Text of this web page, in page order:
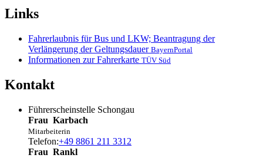
Links
Fahrerlaubnis für Bus und LKW; Beantragung der
Verlängerung der Geltungsdauer BayernPortal
Informationen zur Fahrerkarte TÜV Süd
Kontakt
Führerscheinstelle Schongau
Frau Karbach
Mitarbeiterin
Telefon:+49 8861 211 3312
Frau Rankl